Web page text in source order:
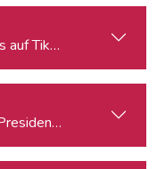
TikTok
Elections: